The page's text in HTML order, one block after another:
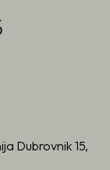
Dubrovnik 15,